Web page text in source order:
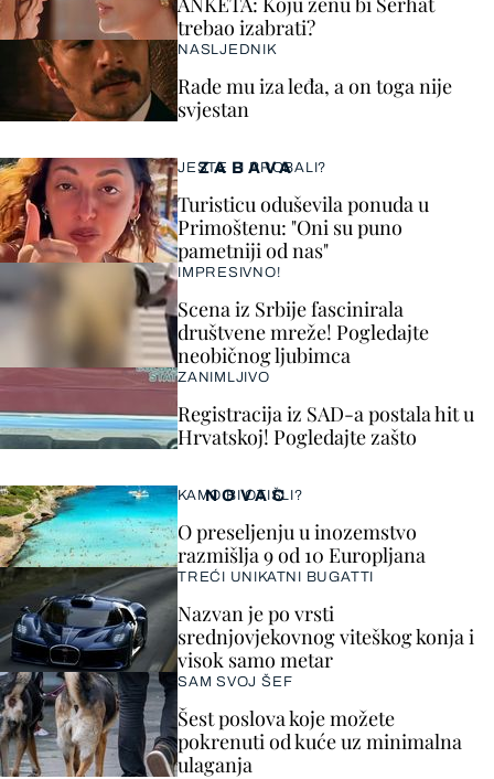
ZABAVA
JESTE LI PROBALI?
Turisticu oduševila ponuda u
Primoštenu: "Oni su puno
pametniji od nas"
IMPRESIVNO!
Scena iz Srbije fascinirala
društvene mreže! Pogledajte
neobičnog ljubimca
ZANIMLJIVO
Registracija iz SAD-a postala hit u
Hrvatskoj! Pogledajte zašto
trebao izabrati?
NASLJEDNIK
Rade mu iza leđa, a on toga nije
svjestan
NOVAC
KAMO BI OTIŠLI?
O preseljenju u inozemstvo
razmišlja 9 od 10 Europljana
TREĆI UNIKATNI BUGATTI
Nazvan je po vrsti
srednjovjekovnog viteškog konja i
visok samo metar
SAM SVOJ ŠEF
Šest poslova koje možete
pokrenuti od kuće uz minimalna
ulaganja